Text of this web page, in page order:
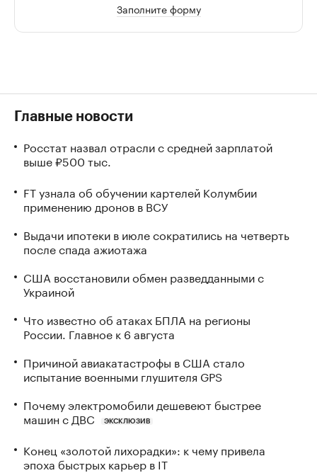
Заполните форму
Главные новости
Росстат назвал отрасли с средней зарплатой
выше ₽500 тыс.
FT узнала об обучении картелей Колумбии
применению дронов в ВСУ
Выдачи ипотеки в июле сократились на четверть
после спада ажиотажа
США восстановили обмен разведданными с
Украиной
Что известно об атаках БПЛА на регионы
России. Главное к 6 августа
Причиной авиакатастрофы в США стало
испытание военными глушителя GPS
Почему электромобили дешевеют быстрее
машин с ДВС
ЭКСКЛЮЗИВ
Конец «золотой лихорадки»: к чему привела
эпоха быстрых карьер в IT